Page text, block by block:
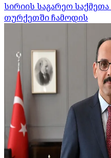
სირიის საგარეო
თურქეთში ჩამოდის